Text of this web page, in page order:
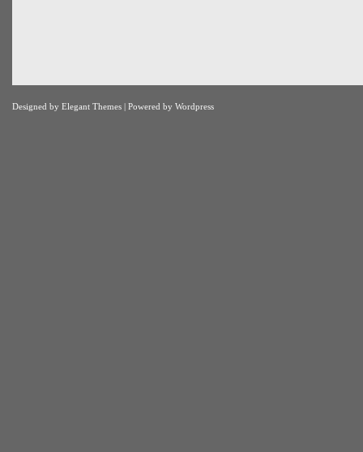
Designed by Elegant Themes | Powered by Wordpress